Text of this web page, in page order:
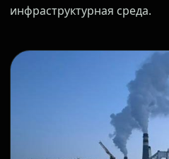
инфраструктурная среда.